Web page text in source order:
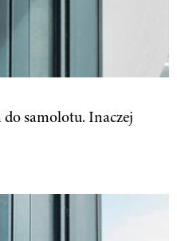
do samolotu. Inaczej